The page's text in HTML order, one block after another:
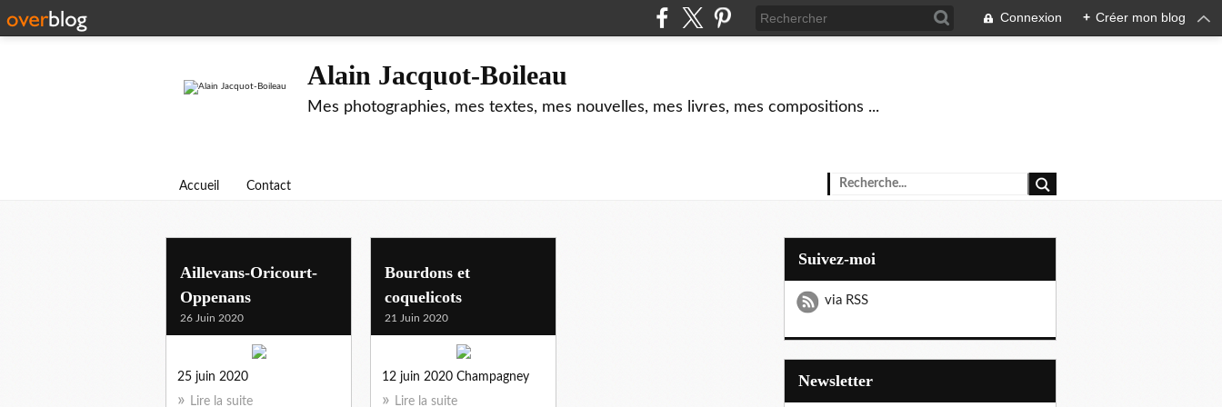
Connexion + Créer mon blog
Alain Jacquot-Boileau
Mes photographies, mes textes, mes nouvelles, mes livres, mes compositions ...
Accueil Contact
Aillevans-Oricourt-
Oppenans
26 Juin 2020
25 juin 2020
Lire la suite
Bourdons et
coquelicots
21 Juin 2020
12 juin 2020 Champagney
Lire la suite
Suivez-moi
via RSS
Newsletter